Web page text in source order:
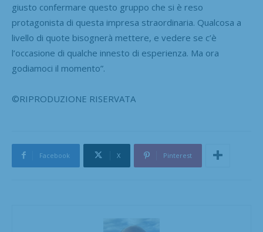
giusto confermare questo gruppo che si è reso
protagonista di questa impresa straordinaria. Qualcosa a
livello di quote bisognerà mettere, e vedere se c’è
l’occasione di qualche innesto di esperienza. Ma ora
godiamoci il momento”.
©RIPRODUZIONE RISERVATA
Facebook X Pinterest